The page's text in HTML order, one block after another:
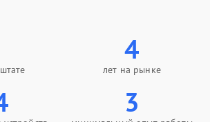
4
лет на рынке
3